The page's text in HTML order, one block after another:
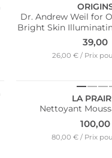
Dr. Andrew Weil for
Bright Skin
ml
39,00
26,00 € / Prix
LA
Nettoyant
100,00
80,00 € / Prix